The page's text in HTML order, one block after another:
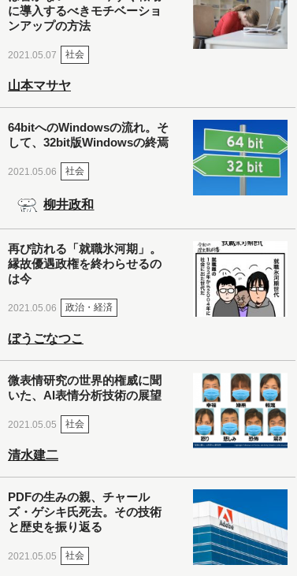
に導入するべきモチベーショ
ンアップの方法
2021.05.07 社会
山本マサヤ
64bitへのWindowsの流れ。そ
して、32bit版Windowsの終焉
2021.05.06 社会
柳井政和
再び訪れる「就職氷河期」。
縁故優遇政権を終わらせるの
は今
2021.05.06 政治・経済
ぼうごなつこ
微表情研究の世界的権威に聞
いた、AI表情分析技術の展望
2021.05.05 社会
清水建二
PDFの生みの親、チャール
ズ・ゲシキ氏死去。その技術
と歴史を振り返る
2021.05.05 社会